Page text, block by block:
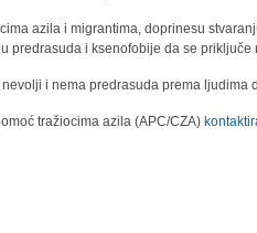
azila i migrantima, doprinesu
predrasuda i ksenofobije da se priključe
i nema predrasuda prema ljudima
tražiocima azila (APC/CZA)